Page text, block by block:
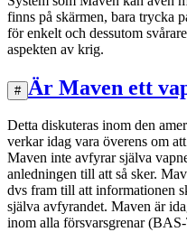
finns på skärmen, bara trycka
för enkelt och dessutom
aspekten av krig.
# Är Maven ett
Detta diskuteras inom den
verkar idag vara överens om
Maven inte avfyrar själva
anledningen till att så sker.
dvs fram till att informationen
själva avfyrandet. Maven är
inom alla försvarsgrenar